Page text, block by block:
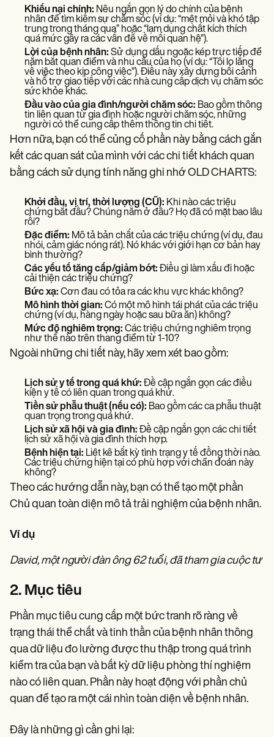
Khiếu nại chính: Nêu ngắn gọn lý do chính của bệnh
nhân để tìm kiếm sự chăm sóc (ví dụ: “mệt mỏi và khó tập
trung trong tháng qua” hoặc “lạm dụng chất kích thích
quá mức gây ra các vấn đề về mối quan hệ”).
Lời của bệnh nhân: Sử dụng dấu ngoặc kép trực tiếp để
nắm bắt quan điểm và nhu cầu của họ (ví dụ: “Tôi lo lắng
về việc theo kịp công việc”). Điều này xây dựng bối cảnh
và hỗ trợ giao tiếp với các nhà cung cấp dịch vụ chăm sóc
sức khỏe khác.
Đầu vào của gia đình/người chăm sóc: Bao gồm thông
tin liên quan từ gia đình hoặc người chăm sóc, những
người có thể cung cấp thêm thông tin chi tiết.
Hơn nữa, bạn có thể củng cố phần này bằng cách gắn
kết các quan sát của mình với các chi tiết khách quan
bằng cách sử dụng tính năng ghi nhớ OLD CHARTS:
Khởi đầu, vị trí, thời lượng (CŨ): Khi nào các triệu
chứng bắt đầu? Chúng nằm ở đâu? Họ đã có mặt bao lâu
rồi?
Đặc điểm: Mô tả bản chất của các triệu chứng (ví dụ, đau
nhói, cảm giác nóng rát). Nó khác với giới hạn cơ bản hay
bình thường?
Các yếu tố tăng cấp/giảm bớt: Điều gì làm xấu đi hoặc
cải thiện các triệu chứng?
Bức xạ: Cơn đau có tỏa ra các khu vực khác không?
Mô hình thời gian: Có một mô hình tái phát của các triệu
chứng (ví dụ, hàng ngày hoặc sau bữa ăn) không?
Mức độ nghiêm trọng: Các triệu chứng nghiêm trọng
như thế nào trên thang điểm từ 1-10?
Ngoài những chi tiết này, hãy xem xét bao gồm:
Lịch sử y tế trong quá khứ: Đề cập ngắn gọn các điều
kiện y tế có liên quan trong quá khứ.
Tiền sử phẫu thuật (nếu có): Bao gồm các ca phẫu thuật
quan trọng trong quá khứ.
Lịch sử xã hội và gia đình: Đề cập ngắn gọn các chi tiết
lịch sử xã hội và gia đình thích hợp.
Bệnh hiện tại: Liệt kê bất kỳ tình trạng y tế đồng thời nào.
Các triệu chứng hiện tại có phù hợp với chẩn đoán này
không?
Theo các hướng dẫn này, bạn có thể tạo một phần
Chủ quan toàn diện mô tả trải nghiệm của bệnh nhân.
Ví dụ
David, một người đàn ông 62 tuổi, đã tham gia cuộc tư
2. Mục tiêu
Phần mục tiêu cung cấp một bức tranh rõ ràng về
trạng thái thể chất và tinh thần của bệnh nhân thông
qua dữ liệu đo lường được thu thập trong quá trình
kiểm tra của bạn và bất kỳ dữ liệu phòng thí nghiệm
nào có liên quan. Phần này hoạt động với phần chủ
quan để tạo ra một cái nhìn toàn diện về bệnh nhân.
Đây là những gì cần ghi lại: